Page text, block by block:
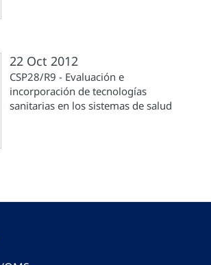
22 Oct 2012
CSP28/R9 - Evaluación e
incorporación de tecnologías
sanitarias en los sistemas de salud